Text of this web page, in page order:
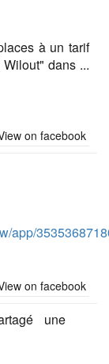
à un tarif
dans ...
on facebook
app/
on facebook
une